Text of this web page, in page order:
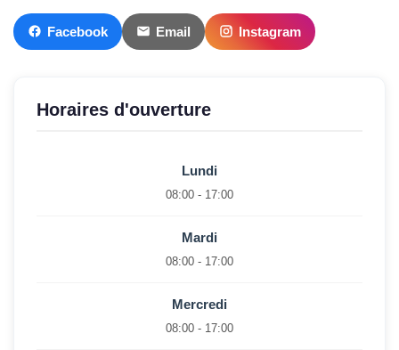
Facebook Email Instagram
Horaires d'ouverture
Lundi
08:00 - 17:00
Mardi
08:00 - 17:00
Mercredi
08:00 - 17:00